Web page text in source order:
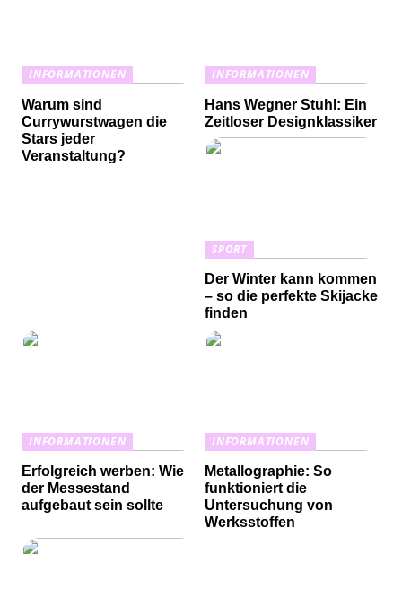
INFORMATIONEN
Warum sind
Currywurstwagen die
Stars jeder
Veranstaltung?
INFORMATIONEN
Hans Wegner Stuhl: Ein
Zeitloser Designklassiker
SPORT
Der Winter kann kommen
– so die perfekte Skijacke
finden
INFORMATIONEN
Erfolgreich werben: Wie
der Messestand
aufgebaut sein sollte
INFORMATIONEN
Metallographie: So
funktioniert die
Untersuchung von
Werksstoffen